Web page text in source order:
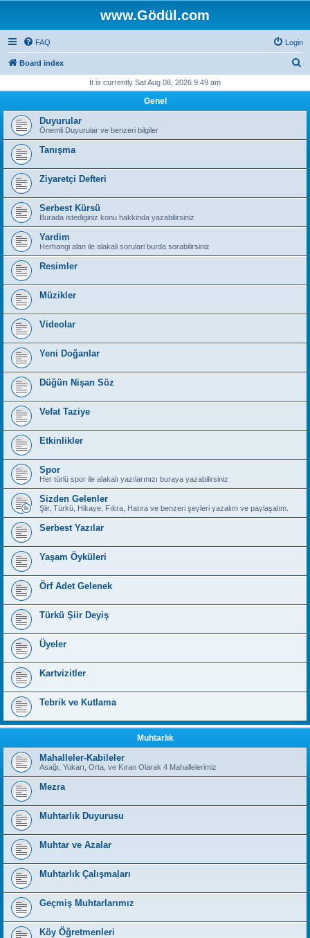
www.Gödül.com
FAQ Login
Board index
r
It is currently Sat Aug 08, 2026 9:49 am
Genel
Duyurular
Önemli Duyurular ve benzeri bilgiler
Tanışma
Ziyaretçi Defteri
Serbest Kürsü
Burada istediginiz konu hakkinda yazabilirsiniz
Yardim
Herhangi alan ile alakali sorulari burda sorabilirsiniz
Resimler
Müzikler
Videolar
Yeni Doğanlar
Düğün Nişan Söz
Vefat Taziye
Etkinlikler
Spor
Her türlü spor ile alakalı yazılarınızı buraya yazabilirsiniz
Sizden Gelenler
Şiir, Türkü, Hikaye, Fıkra, Hatıra ve benzeri şeyleri yazalım ve paylaşalım.
Serbest Yazılar
Yaşam Öyküleri
Örf Adet Gelenek
Türkü Şiir Deyiş
Üyeler
Kartvizitler
Tebrik ve Kutlama
Muhtarlık
Mahalleler-Kabileler
Asağı, Yukarı, Orta, ve Kıran Olarak 4 Mahallelerimiz
Mezra
Muhtarlık Duyurusu
Muhtar ve Azalar
Muhtarlık Çalışmaları
Geçmiş Muhtarlarımız
Köy Öğretmenleri